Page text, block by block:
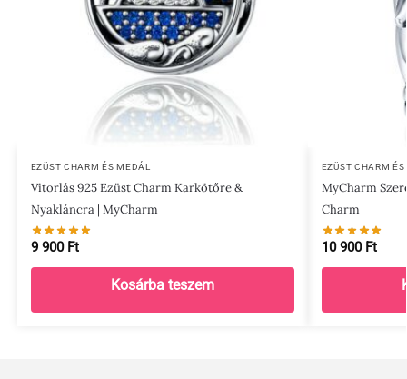
EZÜST CHARM ÉS MEDÁL
Vitorlás 925 Ezüst Charm Karkötőre &
Nyakláncra | MyCharm
9 900 Ft
Kosárba teszem
EZÜST CHARM
MyCharm
Charm
10 900 Ft